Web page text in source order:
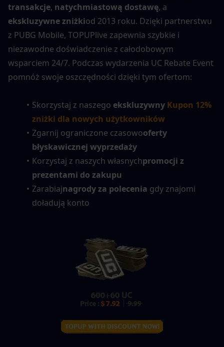
transakcje, natychmiastową dostawę
ekskluzywne zniżkiod 2013 roku. Dzięki partnerstwu
z PUBG Mobile, TOPUPlive zapewnia szybkie i
niezawodne doświadczenie z całodobowym
wsparciem 24/7. Podczas wydarzenia UC Rebate Event
pomnóż swoje oszczędności dzięki tym ofertom:
Skorzystaj z naszego ekskluzywny Kupon 12%
zniżki dla nowych użytkowników
Zgarnij ograniczone czasowooferty
błyskawicznej wyprzedaży
Korzystaj z naszych własnychpromocji z
prezentami do zakupu
Zarabiajnagrody za polecenia gdy znajomi
doładują konto